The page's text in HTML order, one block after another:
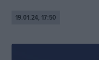
19.01.24, 17:50